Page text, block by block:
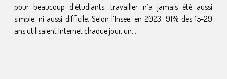
pour beaucoup d’étudiants, travailler n’a jamais été aussi
simple, ni aussi difficile. Selon l’Insee, en 2023, 91% des 15-29
ans utilisaient Internet chaque jour, un...